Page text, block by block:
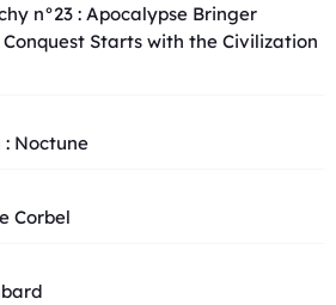
n°23 : Apocalypse Bringer
Starts with the Civilization
Noctune
Corbel